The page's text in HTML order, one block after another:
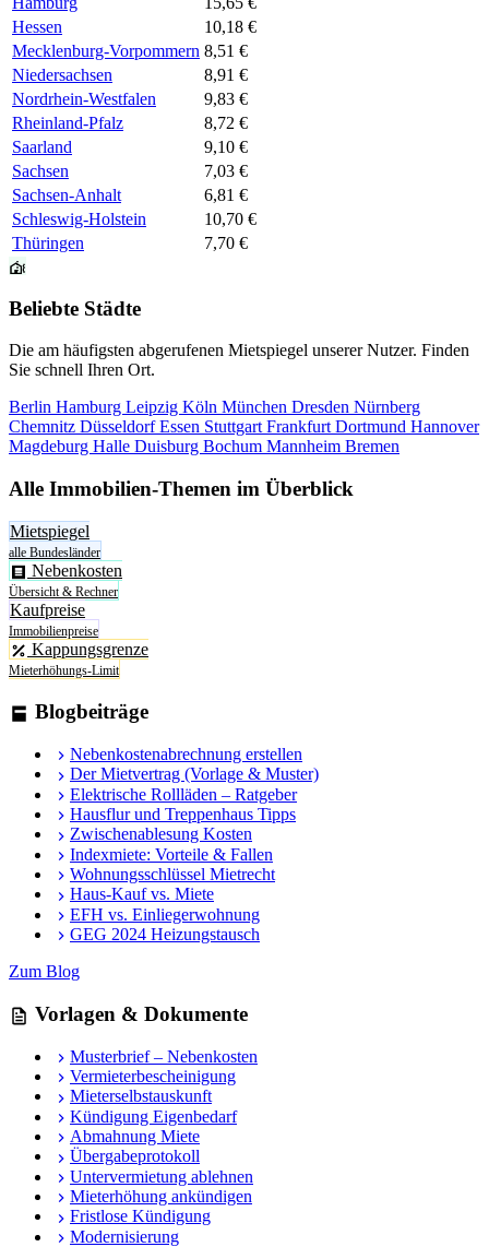
Hessen
10,18 €
Mecklenburg-Vorpommern 8,51 €
Niedersachsen
8,91 €
Nordrhein-Westfalen
9,83 €
Rheinland-Pfalz
8,72 €
Saarland
9,10 €
Sachsen
7,03 €
Sachsen-Anhalt
6,81 €
Schleswig-Holstein
10,70 €
Thüringen
7,70 €
Beliebte Städte
Die am häufigsten abgerufenen Mietspiegel unserer Nutzer. Finden
Sie schnell Ihren Ort.
Berlin Hamburg Leipzig Köln München Dresden Nürnberg
Chemnitz DüsseldorfEssen Stuttgart Frankfurt Dortmund Hannover
Magdeburg Halle Duisburg Bochum Mannheim Bremen
Alle Immobilien-Themen im Überblick
Mietspiegel
alle Bundesländer
Nebenkosten
Übersicht & Rechner
Kaufpreise
Immobilienpreise
Kappungsgrenze
Mieterhöhungs-Limit
Blogbeiträge
Nebenkostenabrechnung erstellen
Der Mietvertrag (Vorlage & Muster)
Elektrische Rollläden – Ratgeber
Hausflur und Treppenhaus Tipps
Zwischenablesung Kosten
Indexmiete: Vorteile & Fallen
Wohnungsschlüssel Mietrecht
Haus-Kauf vs. Miete
EFH vs. Einliegerwohnung
GEG 2024 Heizungstausch
Zum Blog
Vorlagen & Dokumente
Musterbrief – Nebenkosten
Vermieterbescheinigung
Mieterselbstauskunft
Kündigung Eigenbedarf
Abmahnung Miete
Übergabeprotokoll
Untervermietung ablehnen
Mieterhöhung ankündigen
Fristlose Kündigung
Modernisierung